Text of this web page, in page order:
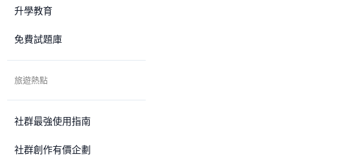
升學教育
免費試題庫
旅遊熱點
社群最強使用指南
社群創作有價企劃